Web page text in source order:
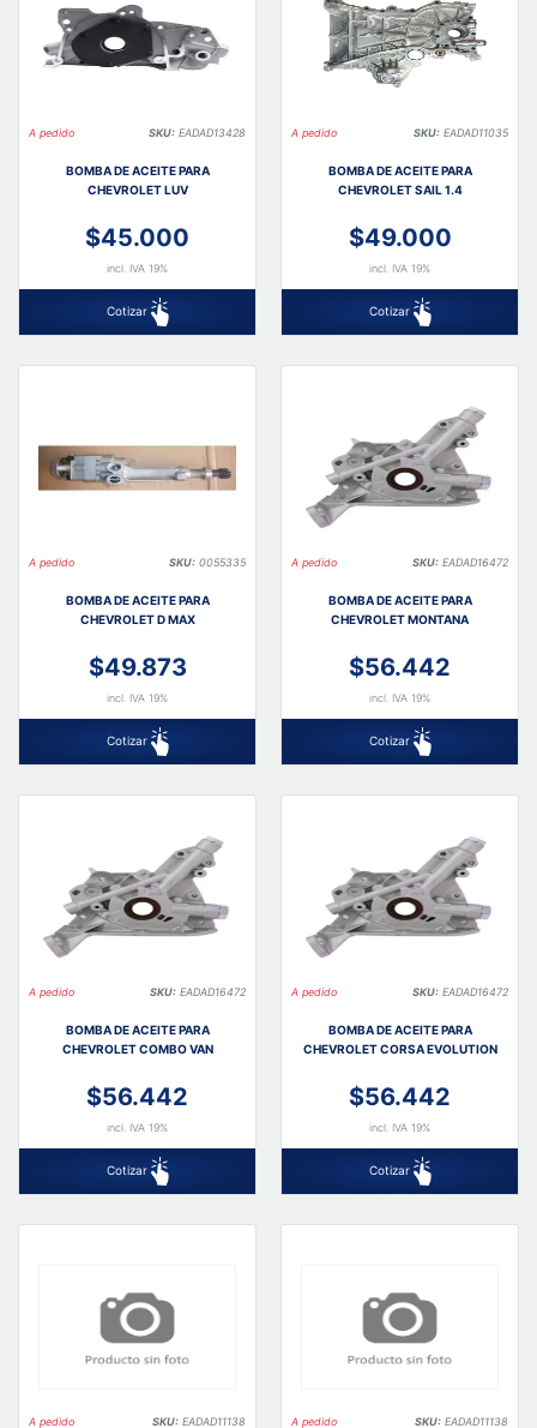
A pedido SKU: EADAD13428
BOMBA DE ACEITE PARA
CHEVROLET LUV
$45.000
incl. IVA 19%
Cotizar
A pedido SKU: EADAD11035
BOMBA DE ACEITE PARA
CHEVROLET SAIL 1.4
$49.000
incl. IVA 19%
Cotizar
A pedido SKU: 0055335
BOMBA DE ACEITE PARA
CHEVROLET D MAX
$49.873
incl. IVA 19%
Cotizar
A pedido SKU: EADAD16472
BOMBA DE ACEITE PARA
CHEVROLET MONTANA
$56.442
incl. IVA 19%
Cotizar
A pedido SKU: EADAD16472
BOMBA DE ACEITE PARA
CHEVROLET COMBO VAN
$56.442
incl. IVA 19%
Cotizar
A pedido SKU: EADAD16472
BOMBA DE ACEITE PARA
CHEVROLET CORSA EVOLUTION
$56.442
incl. IVA 19%
Cotizar
A pedido SKU: EADAD11138 A pedido SKU: EADAD11138